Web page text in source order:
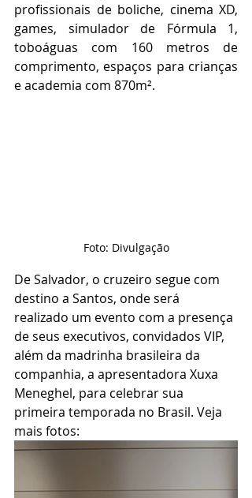
profissionais de boliche, cinema XD,
games, simulador de Fórmula 1,
toboáguas com 160 metros de
comprimento, espaços para crianças
e academia com 870m².
Foto: Divulgação
De Salvador, o cruzeiro segue com
destino a Santos, onde será
realizado um evento com a presença
de seus executivos, convidados VIP,
além da madrinha brasileira da
companhia, a apresentadora Xuxa
Meneghel, para celebrar sua
primeira temporada no Brasil. Veja
mais fotos: